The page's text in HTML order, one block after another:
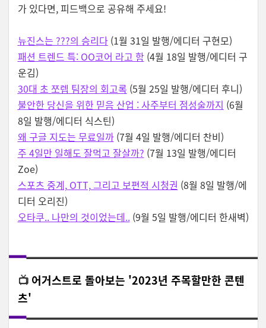
가 있다면, 피드백으로 공유해 주세요!
뉴진스는 ???의 승리다 (1월 31일 발행/에디터 구현모)
패션 트렌드 특: OO코어 라고 함 (4월 18일 발행/에디터 구
운김)
30대 초 쪼렙 팀장의 회고록 (5월 25일 발행/에디터 후니)
불안한 당신을 위한 믿음 산업 : 사주부터 점성술까지 (6월
8일 발행/에디터 식스틴)
왜 구글 지도는 무료일까 (7월 4일 발행/에디터 찬비)
주 4일만 일해도 잘먹고 잘살까? (7월 13일 발행/에디터
Zoe)
스포츠 중계, OTT, 그리고 보편적 시청권 (8월 8일 발행/에
디터 오리진)
오타쿠.. 나만의 것이었는데.. (9월 5일 발행/에디터 한새벽)
📺 어거스트로 돌아보는 '2023년 주목할만한 콘텐
츠'